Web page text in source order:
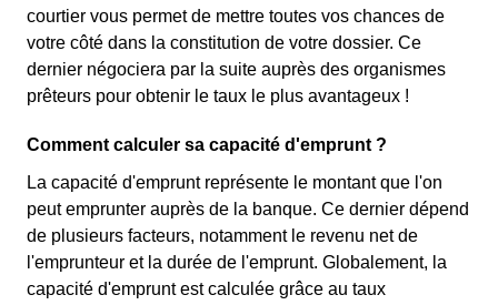
courtier vous permet de mettre toutes vos chances de
votre côté dans la constitution de votre dossier. Ce
dernier négociera par la suite auprès des organismes
prêteurs pour obtenir le taux le plus avantageux !
Comment calculer sa capacité d'emprunt ?
La capacité d'emprunt représente le montant que l'on
peut emprunter auprès de la banque. Ce dernier dépend
de plusieurs facteurs, notamment le revenu net de
l'emprunteur et la durée de l'emprunt. Globalement, la
capacité d'emprunt est calculée grâce au taux